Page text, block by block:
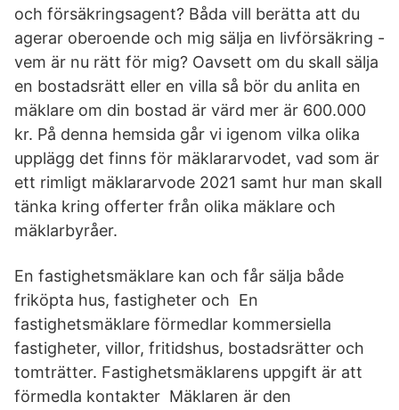
och försäkringsagent? Båda vill berätta att du
agerar oberoende och mig sälja en livförsäkring -
vem är nu rätt för mig? Oavsett om du skall sälja
en bostadsrätt eller en villa så bör du anlita en
mäklare om din bostad är värd mer är 600.000
kr. På denna hemsida går vi igenom vilka olika
upplägg det finns för mäklararvodet, vad som är
ett rimligt mäklararvode 2021 samt hur man skall
tänka kring offerter från olika mäklare och
mäklarbyråer.
En fastighetsmäklare kan och får sälja både
friköpta hus, fastigheter och En
fastighetsmäklare förmedlar kommersiella
fastigheter, villor, fritidshus, bostadsrätter och
tomträtter. Fastighetsmäklarens uppgift är att
förmedla kontakter Mäklaren är den